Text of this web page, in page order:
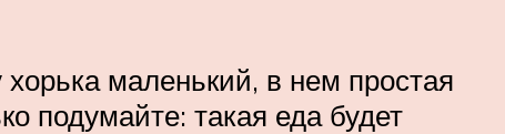
маленький, в нем простая
подумайте: такая еда будет